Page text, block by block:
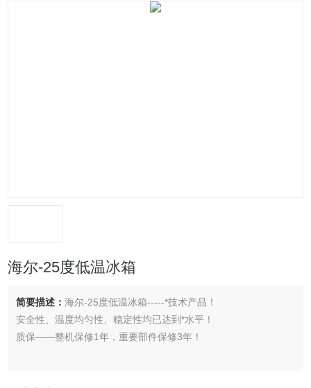
海尔-25度低温冰箱
简要描述：海尔-25度低温冰箱-----*技术产品！
安全性、温度均匀性、稳定性均已达到*水平！
质保——整机保修1年，重要部件保修3年！